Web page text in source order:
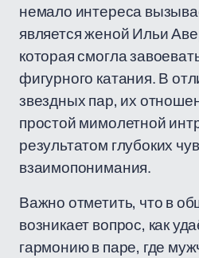
немало интереса
является женой Ильи
которая смогла
фигурного катания. В
звездных пар, их
простой мимолетной
результатом глубоких
взаимопонимания.
Важно отметить, что в
возникает вопрос, как
гармонию в паре, где